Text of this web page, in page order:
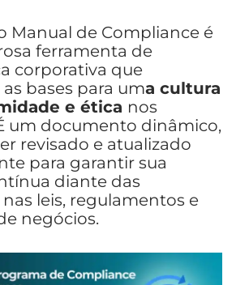
Manual de Compliance é
ferramenta de
corporativa que
bases para uma cultura
e ética nos
um documento dinâmico,
revisado e atualizado
para garantir sua
diante das
leis, regulamentos e
negócios.